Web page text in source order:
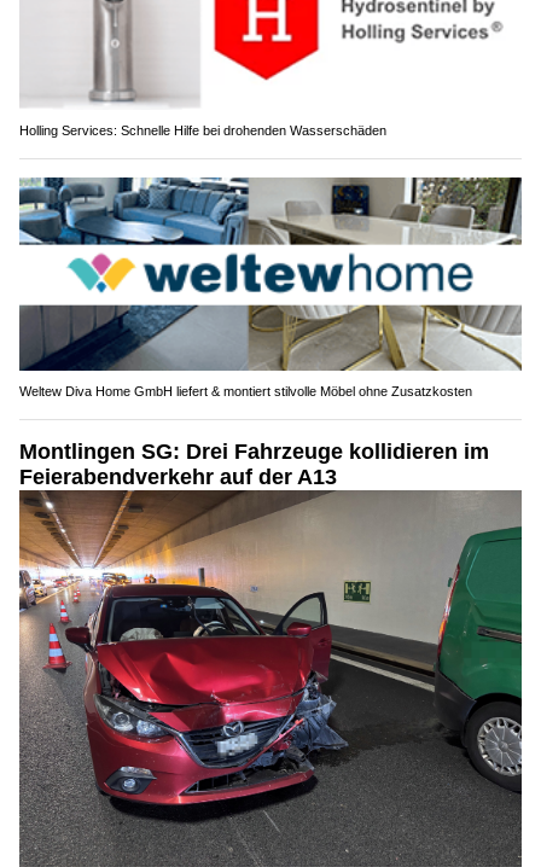
Holling Services: Schnelle Hilfe bei drohenden Wasserschäden
Weltew Diva Home GmbH liefert & montiert stilvolle Möbel ohne Zusatzkosten
Montlingen SG: Drei Fahrzeuge kollidieren im
Feierabendverkehr auf der A13